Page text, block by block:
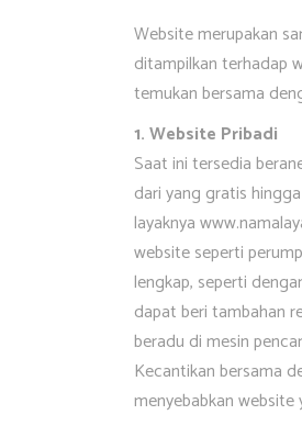
Website merupakan
ditampilkan terhadap
temukan bersama
1. Website Pribadi
Saat ini tersedia
dari yang gratis
layaknya
website seperti
lengkap, seperti
dapat beri tambahan
beradu di mesin
Kecantikan bersama
menyebabkan